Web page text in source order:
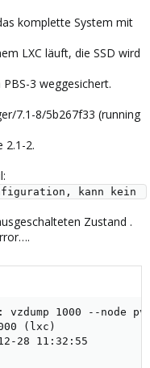
komplette System mit
LXC läuft, die SSD wird
3 weggesichert.
7.1-8/5b267f33 (running
2.1-2.
kann kein
Zustand .
1000 --node
(lxc)
28 11:32:55